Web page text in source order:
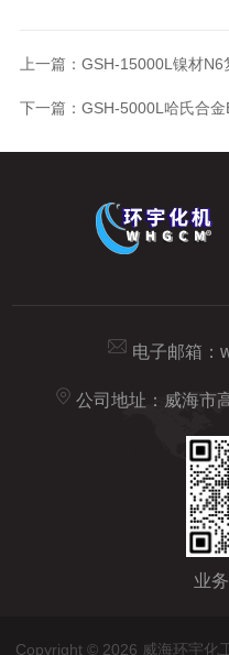
上一篇： GSH-15000L镍材N6
下一篇： GSH-5000L哈氏合
电子邮箱：
公司地址：威海市
业
Copyright © 2026 威海环宇化